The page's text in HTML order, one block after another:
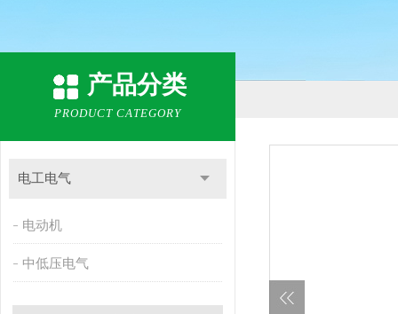
产品分类
PRODUCT CATEGORY
电工电气
电动机
中低压电气